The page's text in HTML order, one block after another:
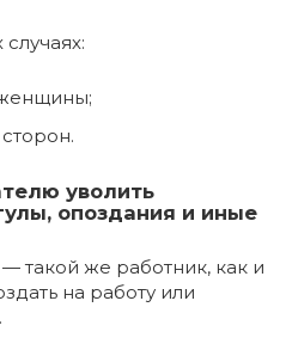
уволить
опоздания и иные
такой же работник, как и
на работу или